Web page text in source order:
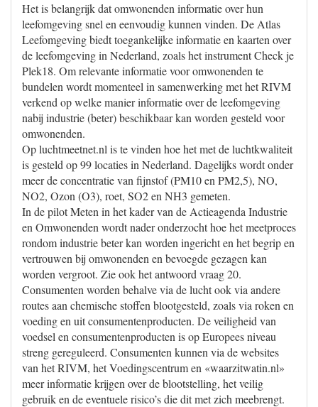
Het is belangrijk dat omwonenden informatie over hun
leefomgeving snel en eenvoudig kunnen vinden. De Atlas
Leefomgeving biedt toegankelijke informatie en kaarten over
de leefomgeving in Nederland, zoals het instrument Check je
Plek18. Om relevante informatie voor omwonenden te
bundelen wordt momenteel in samenwerking met het RIVM
verkend op welke manier informatie over de leefomgeving
nabij industrie (beter) beschikbaar kan worden gesteld voor
omwonenden.
Op luchtmeetnet.nl is te vinden hoe het met de luchtkwaliteit
is gesteld op 99 locaties in Nederland. Dagelijks wordt onder
meer de concentratie van fijnstof (PM10 en PM2,5), NO,
NO2, Ozon (O3), roet, SO2 en NH3 gemeten.
In de pilot Meten in het kader van de Actieagenda Industrie
en Omwonenden wordt nader onderzocht hoe het meetproces
rondom industrie beter kan worden ingericht en het begrip en
vertrouwen bij omwonenden en bevoegde gezagen kan
worden vergroot. Zie ook het antwoord vraag 20.
Consumenten worden behalve via de lucht ook via andere
routes aan chemische stoffen blootgesteld, zoals via roken en
voeding en uit consumentenproducten. De veiligheid van
voedsel en consumentenproducten is op Europees niveau
streng gereguleerd. Consumenten kunnen via de websites
van het RIVM, het Voedingscentrum en «waarzitwatin.nl»
meer informatie krijgen over de blootstelling, het veilig
gebruik en de eventuele risico’s die dit met zich meebrengt.